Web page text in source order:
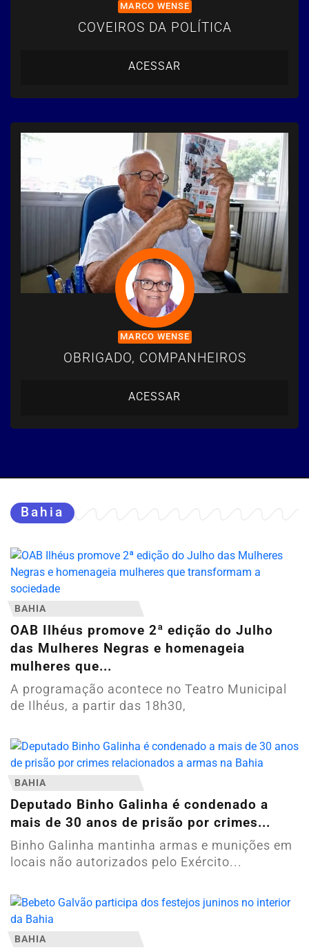
MARCO WENSE
COVEIROS DA POLÍTICA
ACESSAR
MARCO WENSE
OBRIGADO, COMPANHEIROS
ACESSAR
Bahia
BAHIA
OAB Ilhéus promove 2ª edição do Julho
das Mulheres Negras e homenageia
mulheres que...
A programação acontece no Teatro Municipal
de Ilhéus, a partir das 18h30,
BAHIA
Deputado Binho Galinha é condenado a
mais de 30 anos de prisão por crimes...
Binho Galinha mantinha armas e munições em
locais não autorizados pelo Exército...
BAHIA